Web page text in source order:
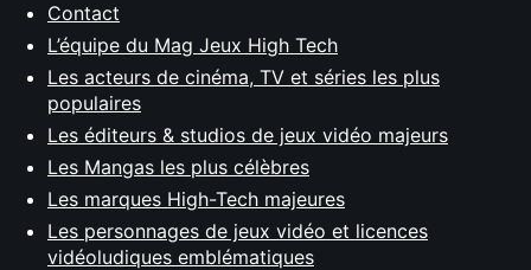
Contact
L’équipe du Mag Jeux High Tech
Les acteurs de cinéma, TV et séries les plus
populaires
Les éditeurs & studios de jeux vidéo majeurs
Les Mangas les plus célèbres
Les marques High-Tech majeures
Les personnages de jeux vidéo et licences
vidéoludiques emblématiques